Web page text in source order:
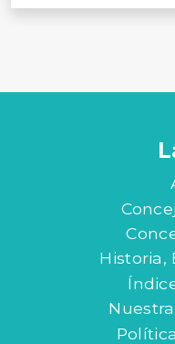
Historia,